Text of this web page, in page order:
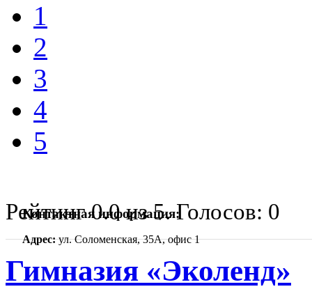
1
2
3
4
5
Рейтинг0.0из5. Голосов: 0
Контактная информация:
Адрес:ул. Соломенская, 35А, офис 1
Гимназия «Эколенд»